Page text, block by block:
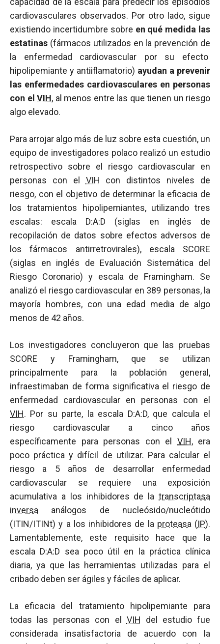
cardiovasculares observados. Por otro lado, sigue
existiendo incertidumbre sobre en qué medida las
estatinas (fármacos utilizados en la prevención de
la enfermedad cardiovascular por su efecto
hipolipemiante y antiiflamatorio) ayudan a prevenir
las enfermedades cardiovasculares en personas
con el VIH, al menos entre las que tienen un riesgo
algo elevado.
Para arrojar algo más de luz sobre esta cuestión, un
equipo de investigadores polaco realizó un estudio
retrospectivo sobre el riesgo cardiovascular en
personas con el VIH con distintos niveles de
riesgo, con el objetivo de determinar la eficacia de
los tratamientos hipolipemiantes, utilizando tres
escalas: escala D:A:D (siglas en inglés de
recopilación de datos sobre efectos adversos de
los fármacos antirretrovirales), escala SCORE
(siglas en inglés de Evaluación Sistemática del
Riesgo Coronario) y escala de Framingham. Se
analizó el riesgo cardiovascular en 389 personas, la
mayoría hombres, con una edad media de algo
menos de 42 años.
Los investigadores concluyeron que las pruebas
SCORE y Framingham, que se utilizan
principalmente para la población general,
infraestimaban de forma significativa el riesgo de
enfermedad cardiovascular en personas con el
VIH. Por su parte, la escala D:A:D, que calcula el
riesgo cardiovascular a cinco años
específicamente para personas con el VIH, era
poco práctica y difícil de utilizar. Para calcular el
riesgo a 5 años de desarrollar enfermedad
cardiovascular se requiere una exposición
acumulativa a los inhibidores de la transcriptasa
inversa análogos de nucleósido/nucleótido
(ITIN/ITINt) y a los inhibidores de la proteasa (IP).
Lamentablemente, este requisito hace que la
escala D:A:D sea poco útil en la práctica clínica
diaria, ya que las herramientas utilizadas para el
cribado deben ser ágiles y fáciles de aplicar.
La eficacia del tratamiento hipolipemiante para
todas las personas con el VIH del estudio fue
considerada insatisfactoria de acuerdo con la